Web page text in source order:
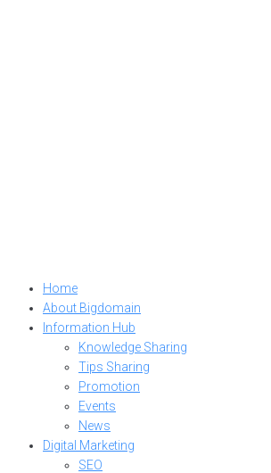
Home
About Bigdomain
Information Hub
Knowledge Sharing
Tips Sharing
Promotion
Events
News
Digital Marketing
SEO